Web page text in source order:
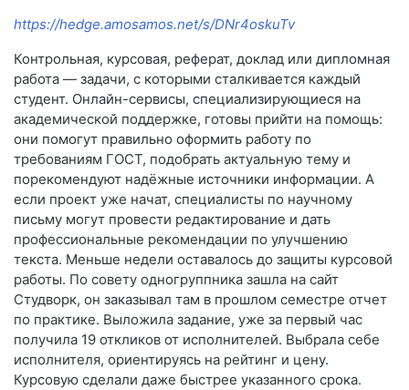
https://hedge.amosamos.net/s/DNr4oskuTv
Контрольная, курсовая, реферат, доклад или дипломная
работа — задачи, с которыми сталкивается каждый
студент. Онлайн-сервисы, специализирующиеся на
академической поддержке, готовы прийти на помощь:
они помогут правильно оформить работу по
требованиям ГОСТ, подобрать актуальную тему и
порекомендуют надёжные источники информации. А
если проект уже начат, специалисты по научному
письму могут провести редактирование и дать
профессиональные рекомендации по улучшению
текста. Меньше недели оставалось до защиты курсовой
работы. По совету одногруппника зашла на сайт
Студворк, он заказывал там в прошлом семестре отчет
по практике. Выложила задание, уже за первый час
получила 19 откликов от исполнителей. Выбрала себе
исполнителя, ориентируясь на рейтинг и цену.
Курсовую сделали даже быстрее указанного срока.